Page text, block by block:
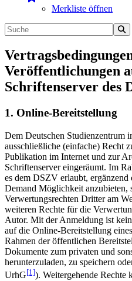
Merkliste öffnen
Veröffentlichungen
Schriftenserver des
1. Online-Bereitstellung
Dem Deutschen Studienzentrum
ausschließliche (einfache) Recht
Publikation im Internet und zur
Schriftenserver eingeräumt. Im
es dem DSZV erlaubt,
Demand Möglichkeit anzubieten,
Verwertungsrechten Dritter am
weiteren Rechte für die
Autor. Mit der Anmeldung ist
auf die Online-Bereitstellung
Rahmen der öffentlichen
Dokumente zum privaten und
herunterzuladen, zu speichern
UrhG[1]). Weitergehende Rechte